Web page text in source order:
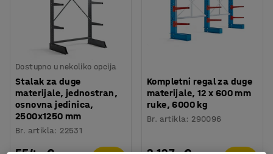
Dostupno u nekoliko opcija
Stalak za duge
materijale, jednostran,
osnovna jedinica,
2500x1250 mm
Br. artikla: 22531
Kompletni regal za duge
materijale, 12 x 600 mm
ruke, 6000 kg
Br. artikla: 290096